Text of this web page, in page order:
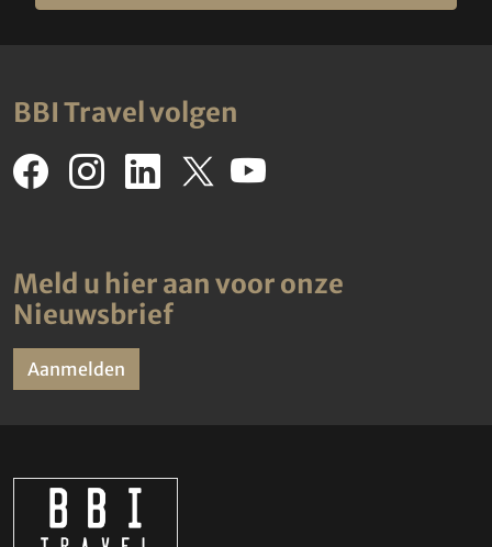
BBI Travel volgen
Meld u hier aan voor onze
Nieuwsbrief
Aanmelden